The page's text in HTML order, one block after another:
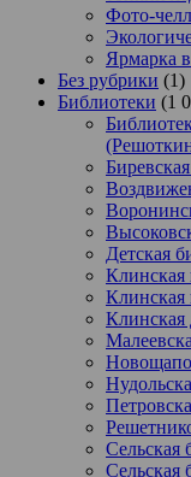
Фото-
Ярмарка
Без рубрики (1)
Библиотеки (1
Детская
Клинская
Клинская
Клинская
Сельская
Сельская